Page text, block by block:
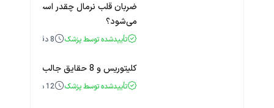
ضربان قلب نرمال چقدر است؟ چه
می‌شود؟
تأییدشده توسط پزشک 8دقیقه
کلیتوریس و 8 حقایق جالب و باورنکردنی درباره آن
تأییدشده توسط پزشک 12دقیقه